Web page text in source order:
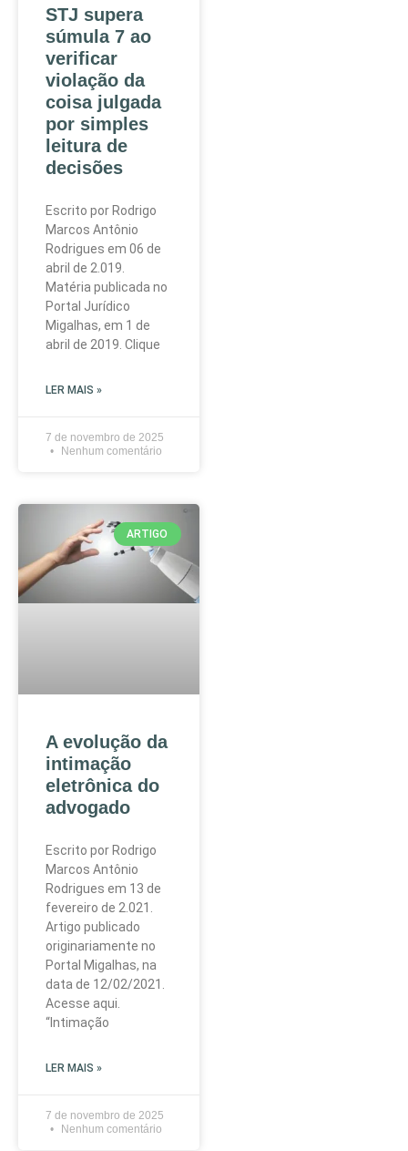
STJ supera
súmula 7 ao
verificar
violação da
coisa julgada
por simples
leitura de
decisões
Escrito por Rodrigo
Marcos Antônio
Rodrigues em 06 de
abril de 2.019.
Matéria publicada no
Portal Jurídico
Migalhas, em 1 de
abril de 2019. Clique
LER MAIS »
7 de novembro de 2025
Nenhum comentário
ARTIGO
A evolução da
intimação
eletrônica do
advogado
Escrito por Rodrigo
Marcos Antônio
Rodrigues em 13 de
fevereiro de 2.021.
Artigo publicado
originariamente no
Portal Migalhas, na
data de 12/02/2021.
Acesse aqui.
“Intimação
LER MAIS »
7 de novembro de 2025
Nenhum comentário